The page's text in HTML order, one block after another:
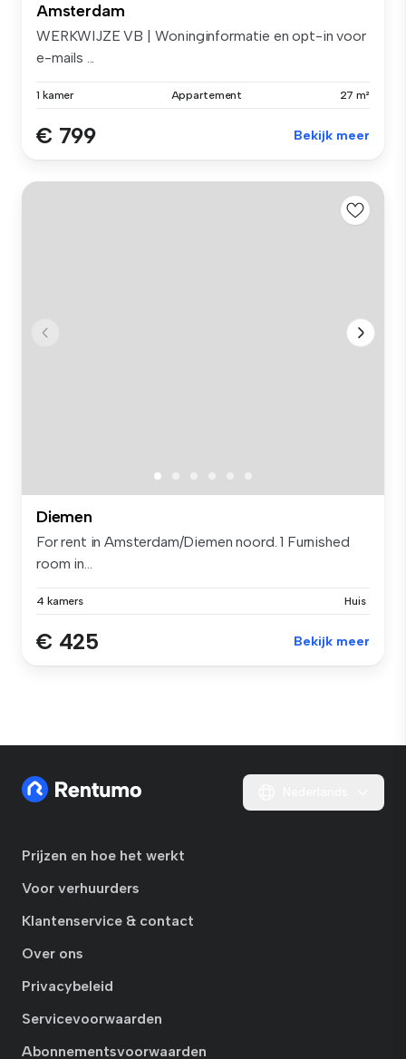
Amsterdam
WERKWIJZE VB | Woninginformatie en opt-in voor
e-mails ...
1 kamer Appartement 27 m²
€ 799 Bekijk meer
Diemen
For rent in Amsterdam/Diemen noord. 1 Furnished
room in...
4 kamers Huis
€ 425 Bekijk meer
Prijzen en hoe het werkt
Voor verhuurders
Klantenservice & contact
Over ons
Privacybeleid
Servicevoorwaarden
Abonnementsvoorwaarden